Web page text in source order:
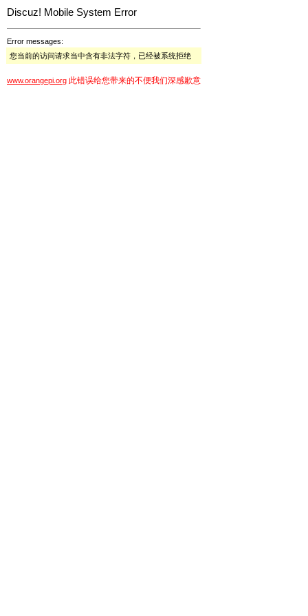
Discuz! Mobile System Error
Error messages:
您当前的访问请求当中含有非法字符，已经被系统拒绝
www.orangepi.org 此错误给您带来的不便我们深感歉意